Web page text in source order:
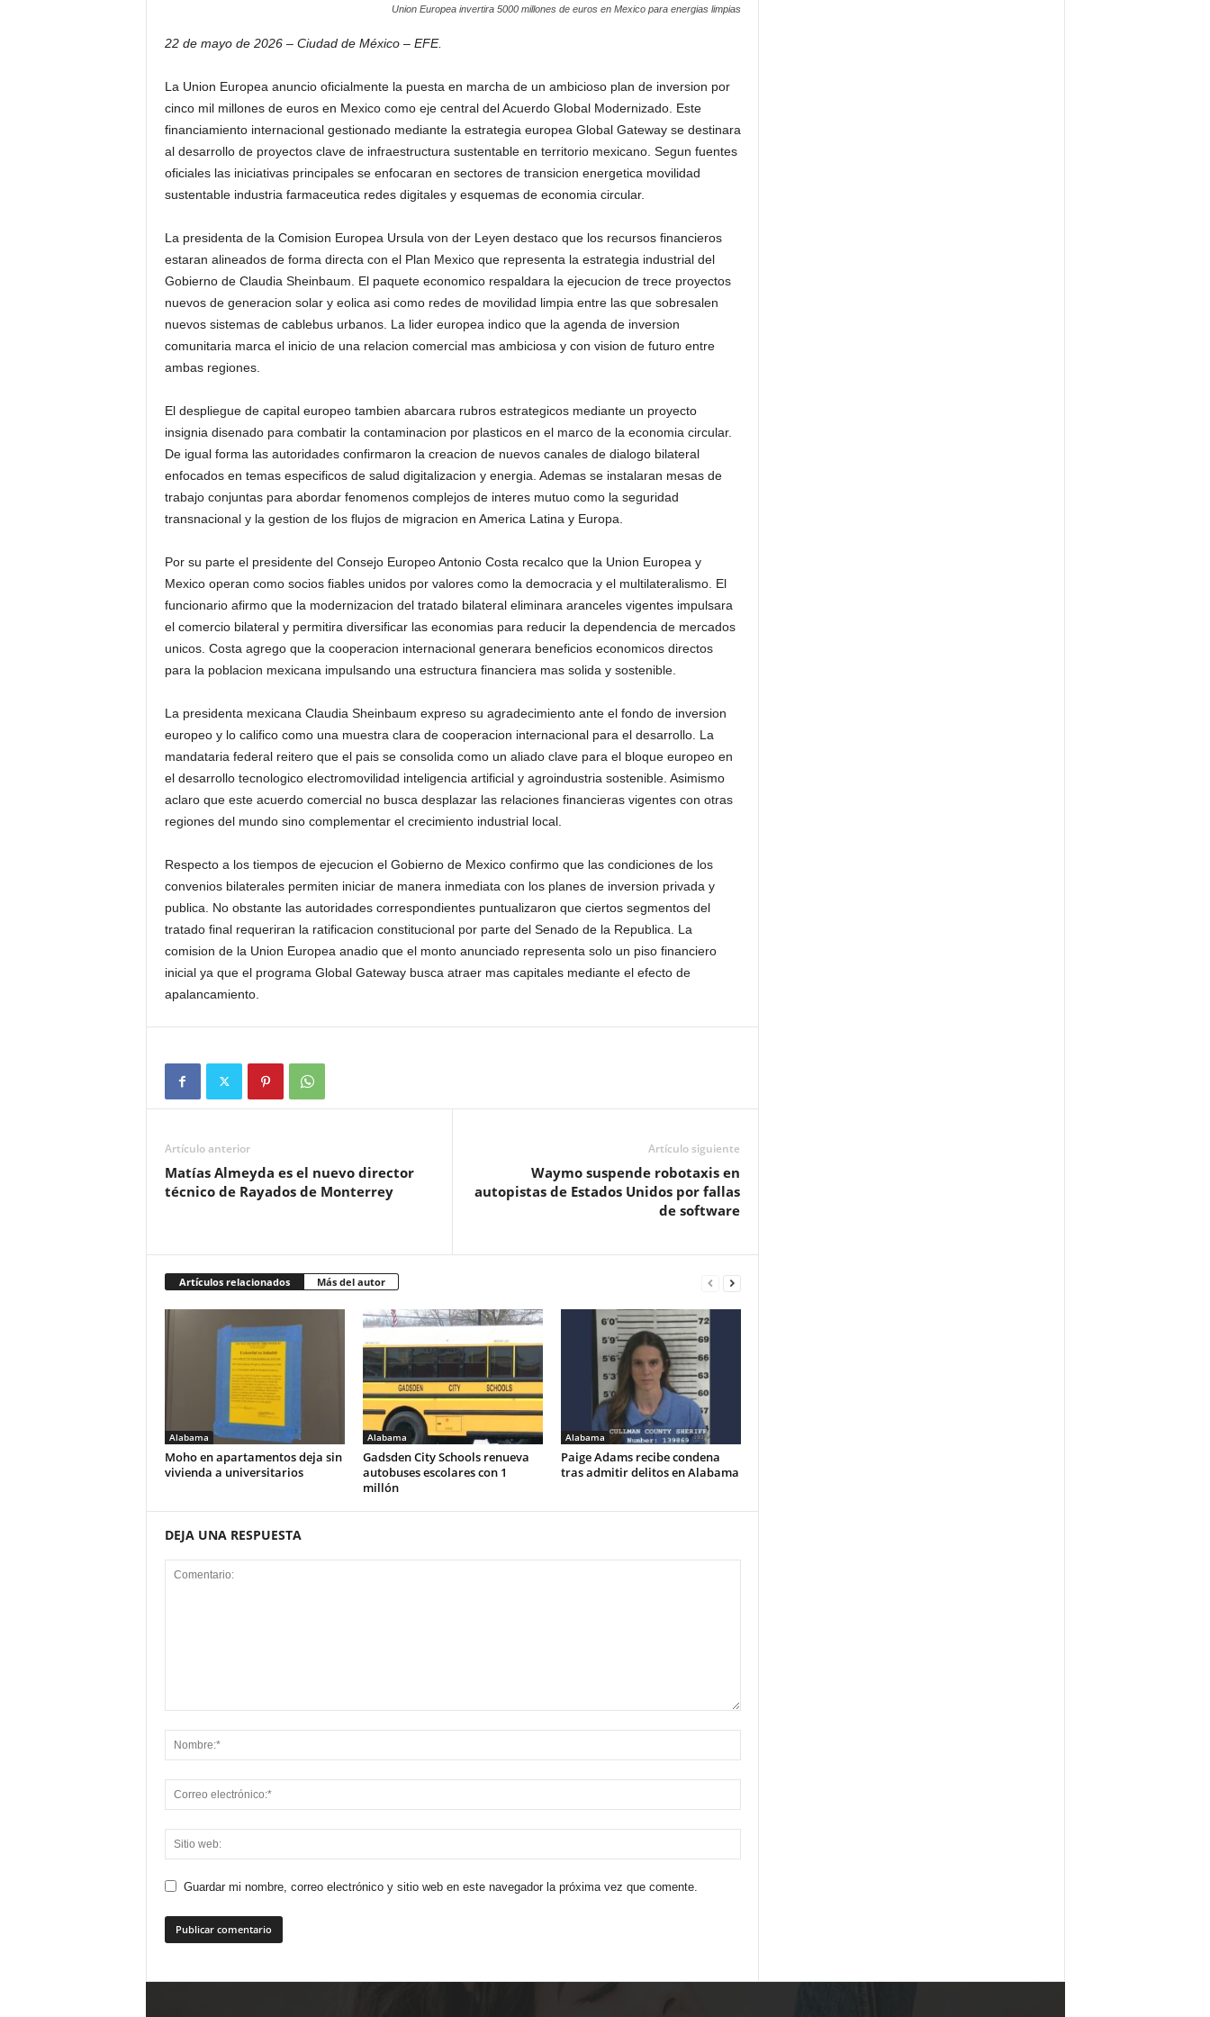
Union Europea invertira 5000 millones de euros en Mexico para energias limpias
22 de mayo de 2026 – Ciudad de México – EFE.
La Union Europea anuncio oficialmente la puesta en marcha de un ambicioso plan de inversion por
cinco mil millones de euros en Mexico como eje central del Acuerdo Global Modernizado. Este
financiamiento internacional gestionado mediante la estrategia europea Global Gateway se destinara
al desarrollo de proyectos clave de infraestructura sustentable en territorio mexicano. Segun fuentes
oficiales las iniciativas principales se enfocaran en sectores de transicion energetica movilidad
sustentable industria farmaceutica redes digitales y esquemas de economia circular.
La presidenta de la Comision Europea Ursula von der Leyen destaco que los recursos financieros
estaran alineados de forma directa con el Plan Mexico que representa la estrategia industrial del
Gobierno de Claudia Sheinbaum. El paquete economico respaldara la ejecucion de trece proyectos
nuevos de generacion solar y eolica asi como redes de movilidad limpia entre las que sobresalen
nuevos sistemas de cablebus urbanos. La lider europea indico que la agenda de inversion
comunitaria marca el inicio de una relacion comercial mas ambiciosa y con vision de futuro entre
ambas regiones.
El despliegue de capital europeo tambien abarcara rubros estrategicos mediante un proyecto
insignia disenado para combatir la contaminacion por plasticos en el marco de la economia circular.
De igual forma las autoridades confirmaron la creacion de nuevos canales de dialogo bilateral
enfocados en temas especificos de salud digitalizacion y energia. Ademas se instalaran mesas de
trabajo conjuntas para abordar fenomenos complejos de interes mutuo como la seguridad
transnacional y la gestion de los flujos de migracion en America Latina y Europa.
Por su parte el presidente del Consejo Europeo Antonio Costa recalco que la Union Europea y
Mexico operan como socios fiables unidos por valores como la democracia y el multilateralismo. El
funcionario afirmo que la modernizacion del tratado bilateral eliminara aranceles vigentes impulsara
el comercio bilateral y permitira diversificar las economias para reducir la dependencia de mercados
unicos. Costa agrego que la cooperacion internacional generara beneficios economicos directos
para la poblacion mexicana impulsando una estructura financiera mas solida y sostenible.
La presidenta mexicana Claudia Sheinbaum expreso su agradecimiento ante el fondo de inversion
europeo y lo califico como una muestra clara de cooperacion internacional para el desarrollo. La
mandataria federal reitero que el pais se consolida como un aliado clave para el bloque europeo en
el desarrollo tecnologico electromovilidad inteligencia artificial y agroindustria sostenible. Asimismo
aclaro que este acuerdo comercial no busca desplazar las relaciones financieras vigentes con otras
regiones del mundo sino complementar el crecimiento industrial local.
Respecto a los tiempos de ejecucion el Gobierno de Mexico confirmo que las condiciones de los
convenios bilaterales permiten iniciar de manera inmediata con los planes de inversion privada y
publica. No obstante las autoridades correspondientes puntualizaron que ciertos segmentos del
tratado final requeriran la ratificacion constitucional por parte del Senado de la Republica. La
comision de la Union Europea anadio que el monto anunciado representa solo un piso financiero
inicial ya que el programa Global Gateway busca atraer mas capitales mediante el efecto de
apalancamiento.
Artículo anterior
Matías Almeyda es el nuevo director
técnico de Rayados de Monterrey
Artículo siguiente
Waymo suspende robotaxis en
autopistas de Estados Unidos por fallas
de software
Artículos relacionados Más del autor
Alabama
Moho en apartamentos deja sin
vivienda a universitarios
Alabama
Gadsden City Schools renueva
autobuses escolares con 1
millón
Alabama
Paige Adams recibe condena
tras admitir delitos en Alabama
DEJA UNA RESPUESTA
Guardar mi nombre, correo electrónico y sitio web en este navegador la próxima vez que comente.